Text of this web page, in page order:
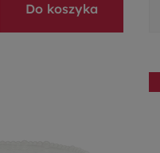
Do koszyka